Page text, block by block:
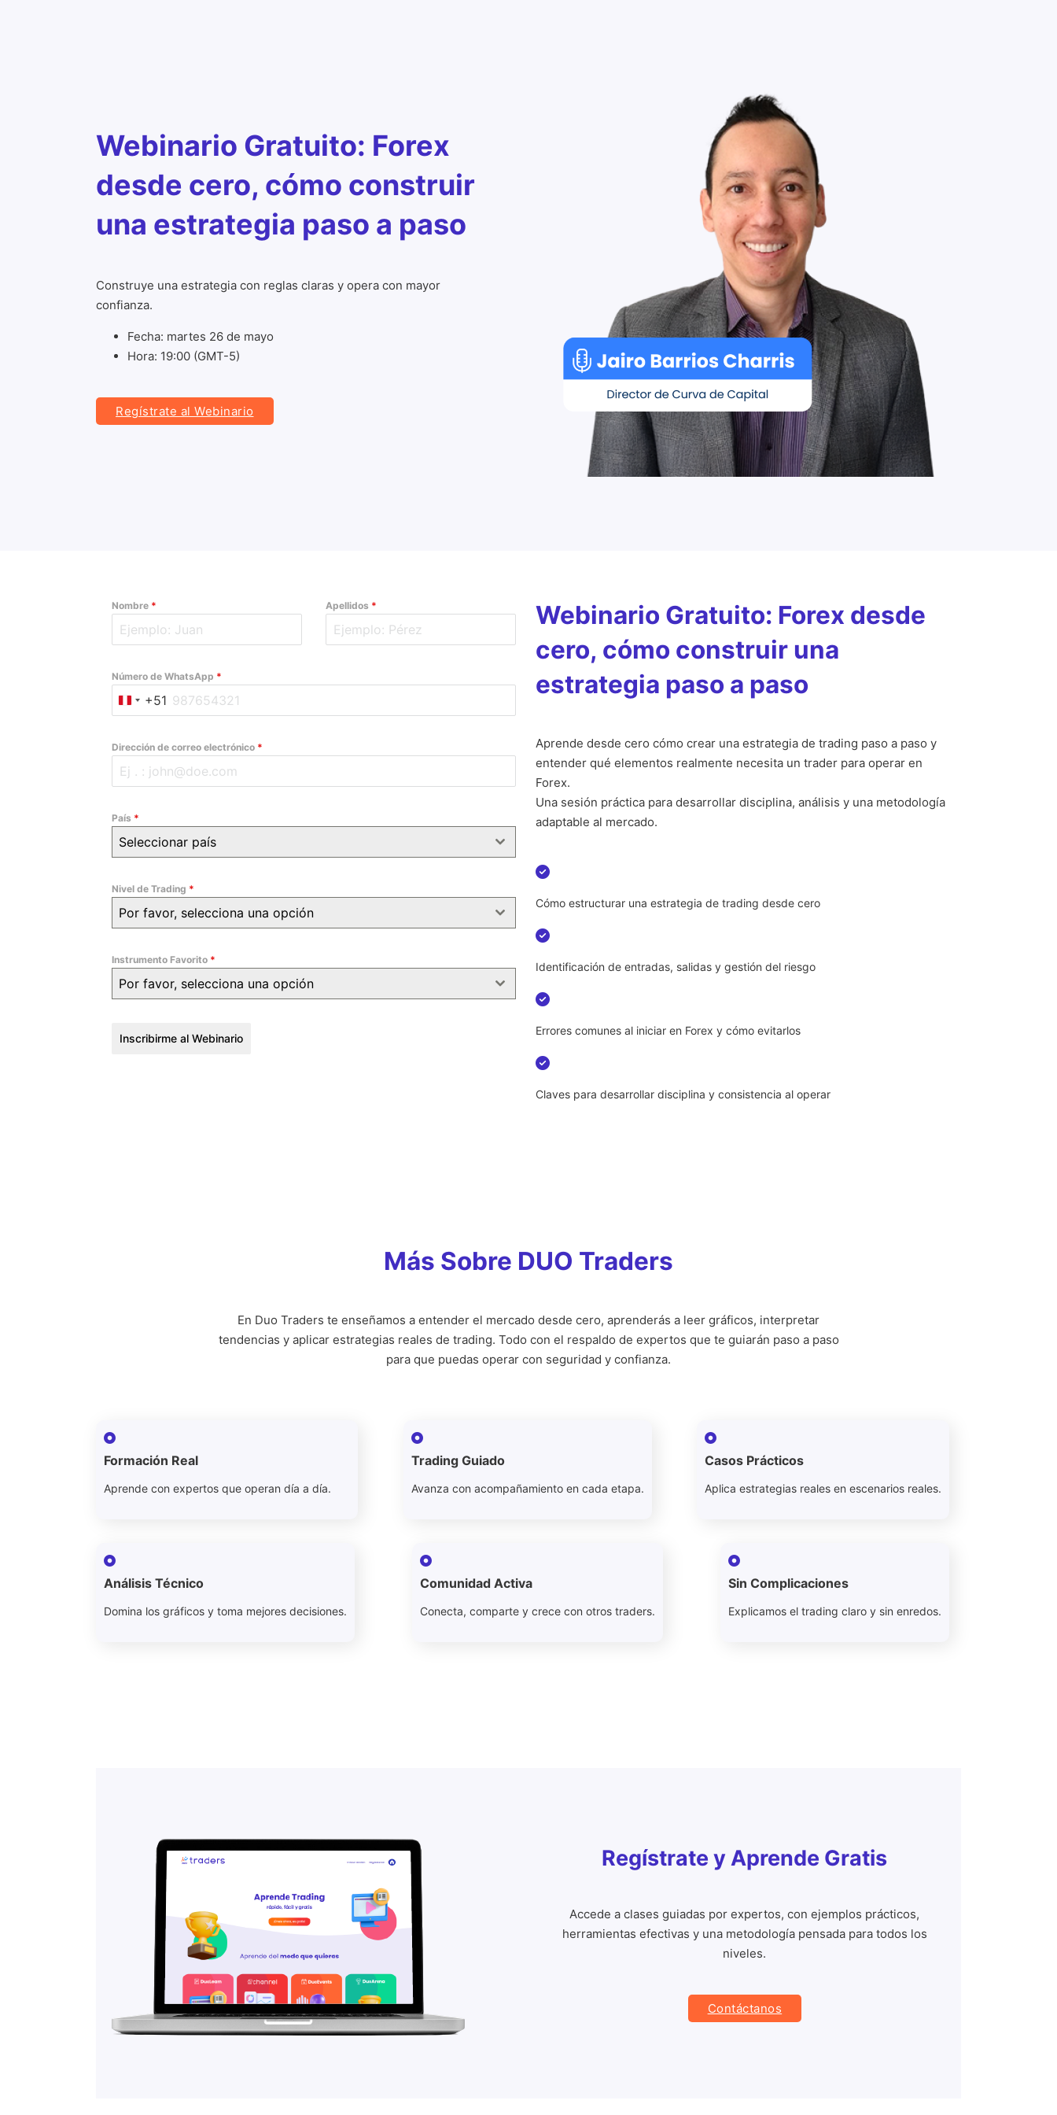
Webinario Gratuito: Forex
desde cero, cómo construir
una estrategia paso a paso
Construye una estrategia con reglas claras y opera con mayor
confianza.
Fecha: martes 26 de mayo
Hora: 19:00 (GMT-5)
Regístrate al Webinario
Nombre * Apellidos *
Número de WhatsApp *
P
r
u
+
1
+51
Dirección de correo electrónico *
País *
Seleccionar país
Nivel de Trading *
Por favor, selecciona una opción
Instrumento Favorito *
Por favor, selecciona una opción
Inscribirme al Webinario
Webinario Gratuito: Forex desde
cero, cómo construir una
estrategia paso a paso
Aprende desde cero cómo crear una estrategia de trading paso a paso y
entender qué elementos realmente necesita un trader para operar en
Forex.
Una sesión práctica para desarrollar disciplina, análisis y una metodología
adaptable al mercado.
Cómo estructurar una estrategia de trading desde cero
Identificación de entradas, salidas y gestión del riesgo
Errores comunes al iniciar en Forex y cómo evitarlos
Claves para desarrollar disciplina y consistencia al operar
Más Sobre DUO Traders
En Duo Traders te enseñamos a entender el mercado desde cero, aprenderás a leer gráficos, interpretar
tendencias y aplicar estrategias reales de trading. Todo con el respaldo de expertos que te guiarán paso a paso
para que puedas operar con seguridad y confianza.
Formación Real
Aprende con expertos que operan día a día.
Trading Guiado
Avanza con acompañamiento en cada etapa.
Casos Prácticos
Aplica estrategias reales en escenarios reales.
Análisis Técnico
Domina los gráficos y toma mejores decisiones.
Comunidad Activa
Conecta, comparte y crece con otros traders.
Sin Complicaciones
Explicamos el trading claro y sin enredos.
Regístrate y Aprende Gratis
Accede a clases guiadas por expertos, con ejemplos prácticos,
herramientas efectivas y una metodología pensada para todos los
niveles.
Contáctanos